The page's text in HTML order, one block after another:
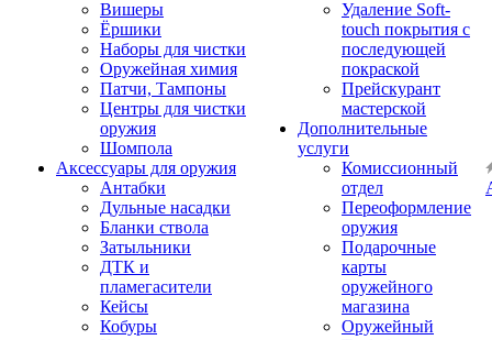
Вишеры
Ёршики
Наборы для чистки
Оружейная химия
Патчи, Тампоны
Центры для чистки
оружия
Шомпола
Аксессуары для оружия
Антабки
Дульные насадки
Бланки ствола
Затыльники
ДТК и
пламегасители
Кейсы
Кобуры
Удаление Soft-
touch покрытия с
последующей
покраской
Прейскурант
мастерской
Дополнительные
услуги
Комиссионный
отдел
Переоформление
оружия
Подарочные
карты
оружейного
магазина
Оружейный